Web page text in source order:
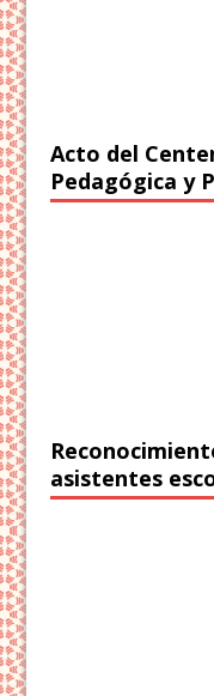
Acto del
Pedagógica y
asistentes